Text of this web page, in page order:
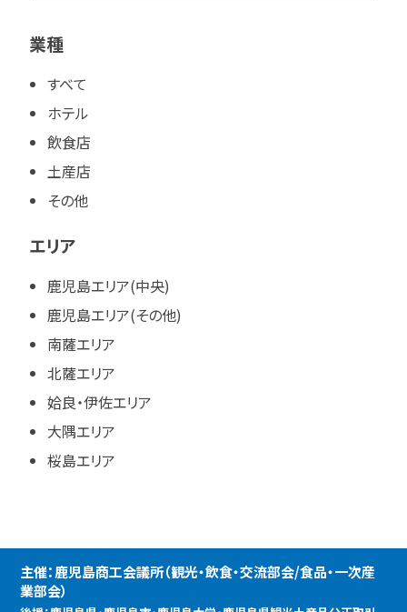
業種
すべて
ホテル
飲食店
土産店
その他
エリア
鹿児島エリア(中央)
鹿児島エリア(その他)
南薩エリア
北薩エリア
姶良・伊佐エリア
大隅エリア
桜島エリア
主催：鹿児島商工会議所（観光・飲食・交流部会/食品・一次産
業部会）